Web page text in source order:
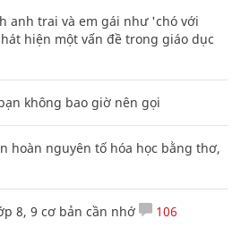
anh trai và em gái như 'chó với
hiện một vấn đề trong giáo dục
không bao giờ nên gọi
hoàn nguyên tố hóa học bằng thơ,
8, 9 cơ bản cần nhớ 106